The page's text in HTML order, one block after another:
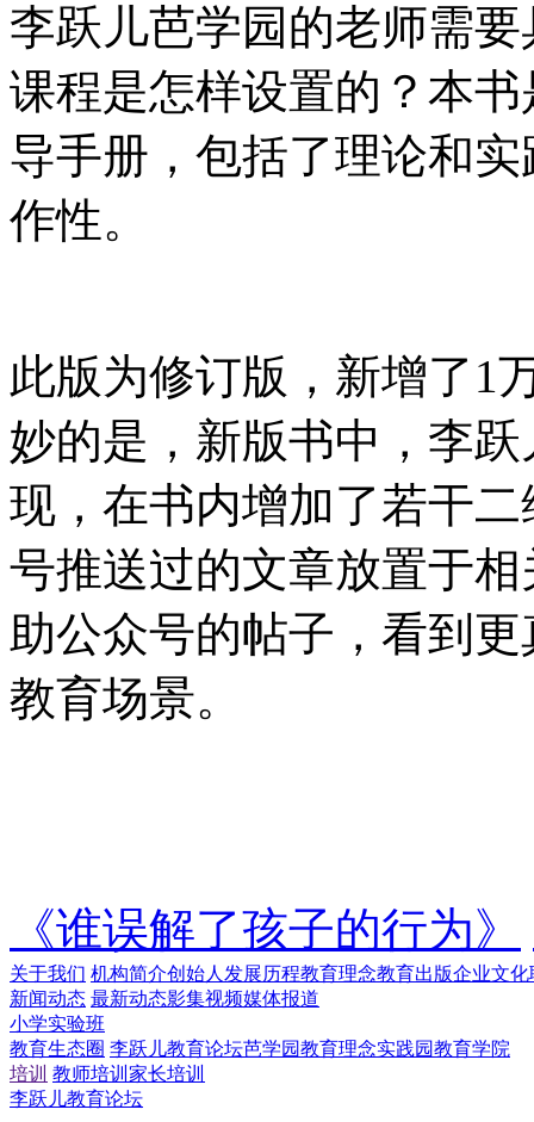
李跃儿芭学园的老师需
课程是怎样设置的？本
导手册，包括了理论和
作性。
此版为修订版，新增了1
妙的是，新版书中，李
现，在书内增加了若干
号推送过的文章放置于
助公众号的帖子，看到
教育场景。
《谁误解了孩子的行为》
关于我们 机构简介创始人 发展历程教育理念教育出版企业文化
新闻动态 最新动态影集视频媒体报道
小学实验班
教育生态圈 李跃儿教育论坛芭学园教育理念实践园教育学院
培训 教师培训 家长培训
李跃儿教育论坛